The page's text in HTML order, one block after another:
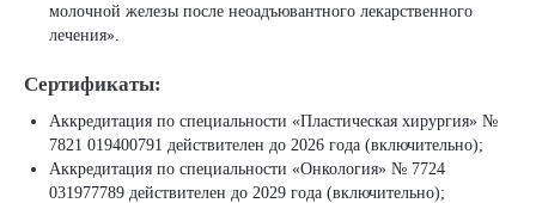
молочной железы после неоадъювантного лекарственного
лечения».
Сертификаты:
Аккредитация по специальности «Пластическая хирургия» №
7821 019400791 действителен до 2026 года (включительно);
Аккредитация по специальности «Онкология» № 7724
031977789 действителен до 2029 года (включительно);